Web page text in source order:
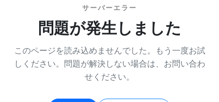
サーバーエラー
問題が発生しました
このページを読み込めませんでした。もう一度お試
しください。問題が解決しない場合は、お問い合わ
せください。